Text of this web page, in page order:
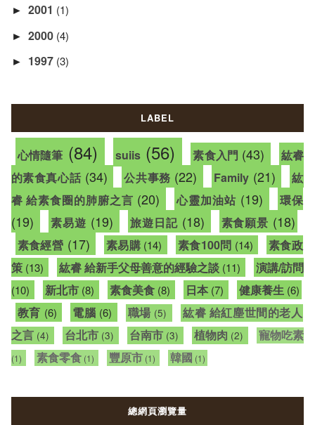
► 2001 (1)
► 2000 (4)
► 1997 (3)
LABEL
心情隨筆 (84) suiis (56) 素食入門 (43)
紘睿
的素食真心話 (34) 公共事務 (22) Family (21)
紘
睿 給素食圈的肺腑之言 (20) 心靈加油站 (19) 環保
(19) 素易遊 (19) 旅遊日記 (18) 素食願景 (18)
素食經營 (17) 素易購 (14) 素食100問 (14)
素食政
策 (13) 紘睿 給新手父母善意的經驗之談 (11) 演講/訪問
(10) 新北市 (8) 素食美食 (8) 日本 (7) 健康養生 (6)
教育 (6) 電腦 (6) 職場 (5)
紘睿 給紅塵世間的老人
之言 (4) 台北市 (3) 台南市 (3) 植物肉 (2) 寵物吃素
(1) 素食零食 (1) 豐原市 (1) 韓國 (1)
總網頁瀏覽量